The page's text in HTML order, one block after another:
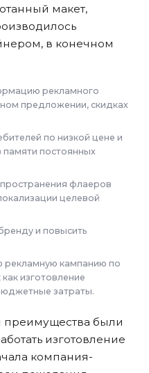
макет,
в конечном
рекламного
предложении, скидках
по низкой цене и
памяти постоянных
флаеров
целевой
и повысить
рекламную кампанию по
изготовление
затраты.
преимущества были
изготовление
компания-